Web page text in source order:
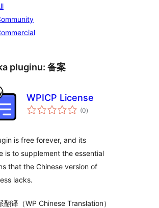
pluginu: 备案
WPICP License
(0celkové
hodnotenie
)
is free forever, and its
is to supplement the essential
that the Chinese version of
lacks.
翻译（WP Chinese Translation）